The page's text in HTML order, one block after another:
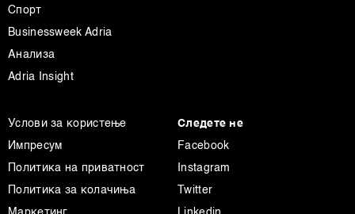
Спорт
Businessweek Adria
Анализа
Adria Insight
Услови за користење
Импресум
Политика на приватност
Политика за колачиња
Следете не
Facebook
Instagram
Twitter